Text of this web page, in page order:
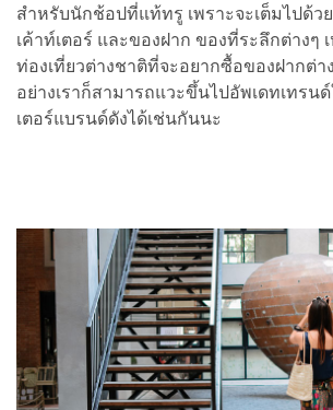
สำหรับนักช้อปที่แท้ทรู เพราะจะเต็มไปด้ว
เค้าท์เตอร์ และของฝาก ของที่ระลึกต่างๆ
ท่องเที่ยวต่างชาติที่จะอยากซื้อของฝากต่
อย่างเราก็สามารถแวะขึ้นไปอัพเดทเทรน
เตอร์แบรนด์ดังได้เช่นกันนะ